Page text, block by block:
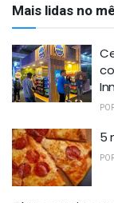
Mais lidas no
5